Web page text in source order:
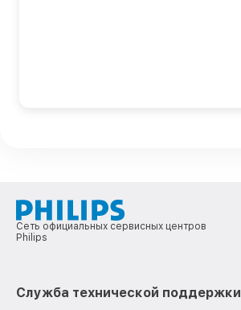
Сеть официальных сервисных центров
Philips
Служба технической поддержки